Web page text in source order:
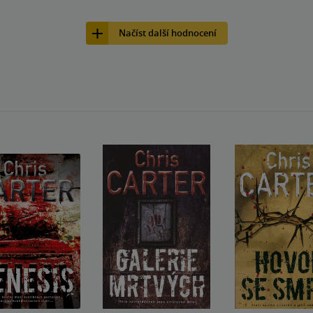
Načíst další hodnocení